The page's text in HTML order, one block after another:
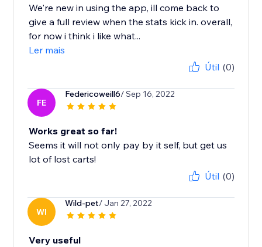
We're new in using the app, ill come back to
give a full review when the stats kick in. overall,
for now i think i like what...
Ler mais
Útil (0)
FE
Federicoweill6/ Sep 16, 2022
Works great so far!
Seems it will not only pay by it self, but get us
lot of lost carts!
Útil (0)
WI
Wild-pet/ Jan 27, 2022
Very useful